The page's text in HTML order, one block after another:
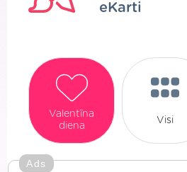
eKarti
Valentīna
diena
Visi
Ads